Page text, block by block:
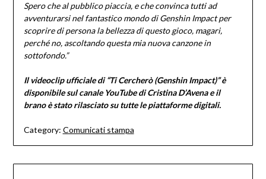
Spero che al pubblico piaccia, e che convinca tutti ad
avventurarsi nel fantastico mondo di Genshin Impact per
scoprire di persona la bellezza di questo gioco, magari,
perché no, ascoltando questa mia nuova canzone in
sottofondo.”
Il videoclip ufficiale di “Ti Cercherò (Genshin Impact)” è
disponibile sul canale YouTube di Cristina D’Avena e il
brano è stato rilasciato su tutte le piattaforme digitali.
Category: Comunicati stampa